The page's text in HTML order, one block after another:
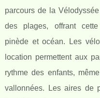
parcours de la
des plages, offrant
pinède et océan. Les
location permettent aux
rythme des enfants,
vallonnées. Les aires de